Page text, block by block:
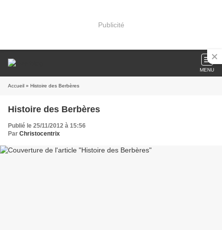
Publicité
MENU
Accueil » Histoire des Berbères
Histoire des Berbères
Publié le 25/11/2012 à 15:56
Par Christocentrix